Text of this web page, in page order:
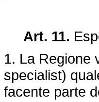
Art. 11.
1. La Regione
specialist)
facente parte